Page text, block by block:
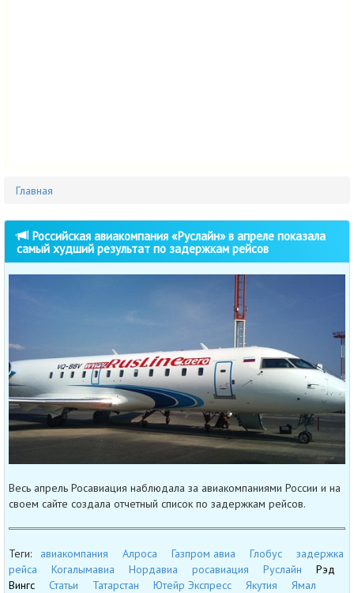
Главная
Российская авиакомпания «Руслайн» в апреле показала
самый худший результат по задержкам рейсов
Весь апрель Росавиация наблюдала за авиакомпаниями России и на
своем сайте создала отчетный список по задержкам рейсов.
Теги: авиакомпания Алроса Газпром авиа Глобус
задержка
рейса
Когалымавиа Нордавиа росавиация Руслайн
Рэд
Вингс
Статьи Татарстан Ютейр Экспресс Якутия
Ямал